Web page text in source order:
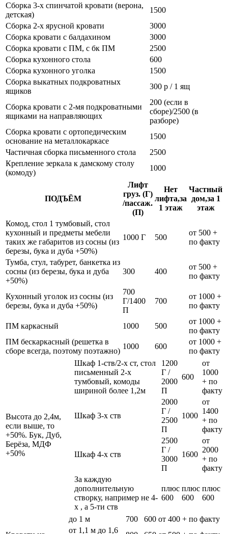
Сборка 3-х спинчатой кровати (верона,
детская)
1500
Сборка 2-х ярусной кровати
3000
Сборка кровати с балдахином
3000
Сборка кровати с ПМ, с бк ПМ
2500
Сборка кухонного стола
600
Сборка кухонного уголка
1500
Сборка выкатных подкроватных
ящиков
300 р / 1 ящ
Сборка кровати с 2-мя подкроватными
ящиками на направляющих
200 (если в
сборе)/2500 (в
разборе)
Сборка кровати с ортопедическим
основание на металлокаркасе
1500
Частичная сборка письменного стола
2500
Крепление зеркала к дамскому столу
(комоду)
1000
ПОДЪЁМ
Лифт
груз. (Г)
/пассаж.
(П)
Нет
лифта,за
1 этаж
Частный
дом,за 1
этаж
Комод, стол 1 тумбовый, стол
кухонный и предметы мебели
таких же габаритов из сосны (из
березы, бука и дуба +50%)
1000 Г 500
от 500 +
по факту
Тумба, стул, табурет, банкетка из
сосны (из березы, бука и дуба
+50%)
300 400
от 500 +
по факту
Кухонный уголок из сосны (из
березы, бука и дуба +50%)
700
Г/1400
П
700
от 1000 +
по факту
ПМ каркасный 1000 500
от 1000 +
по факту
ПМ бескаркасный (решетка в
сборе всегда, поэтому поэтажно)
1000 600
от 1000 +
по факту
Высота до 2,4м,
если выше, то
+50%. Бук, Дуб,
Берёза, МДФ
+50%
Шкаф 1-ств/2-х ст, стол
письменный 2-х
тумбовый, комоды
шириной более 1,2м
1200
Г /
2000
П
600
от
1000
+ по
факту
Шкаф 3-х ств
2000
Г /
2500
П
1000
от
1400
+ по
факту
Шкаф 4-х ств
2500
Г /
3000
П
1600
от
2000
+ по
факту
За каждую
дополнительную
створку, например не 4-
х , а 5-ти ств
плюс
600
плюс
600
плюс
600
до 1 м 700 600 от 400 + по факту
от 1,1 м до 1,6